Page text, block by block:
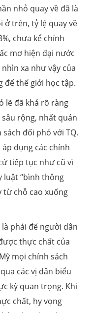
nhỏ quay về đã là
ở trên, tỷ lệ quay về
chưa kể chính
mơ hiện đại nước
xa như vậy của
để thế giới học tập.
lẽ đã khá rõ ràng
rộng, nhất quán
đối phó với TQ.
dụng các chính
tiếp tục như cũ vì
luật “bình thông
từ chỗ cao xuống
phải để người dân
thực chất của
mọi chính sách
các vị dân biểu
kỳ quan trọng. Khi
chất, hy vọng